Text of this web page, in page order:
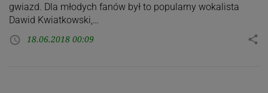
gwiazd. Dla młodych fanów był to popularny wokalista
Dawid Kwiatkowski,…
access_time 18.06.2018 00:09 share